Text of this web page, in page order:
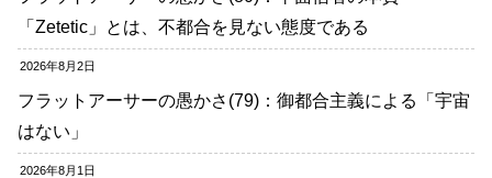
「Zetetic」とは、不都合を見ない態度である
2026年8月2日
フラットアーサーの愚かさ(79)：御都合主義による「宇宙
はない」
2026年8月1日